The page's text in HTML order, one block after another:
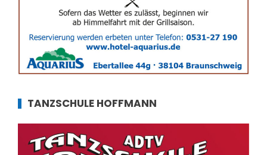
TANZSCHULE HOFFMANN